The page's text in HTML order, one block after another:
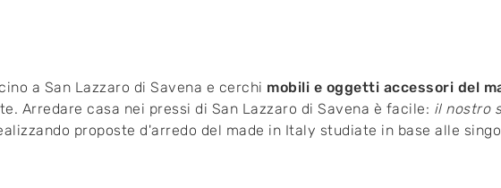
a San Lazzaro di Savena e cerchi mobili e oggetti accessori del
Arredare casa nei pressi di San Lazzaro di Savena è facile: il nostro
proposte d'arredo del made in Italy studiate in base alle